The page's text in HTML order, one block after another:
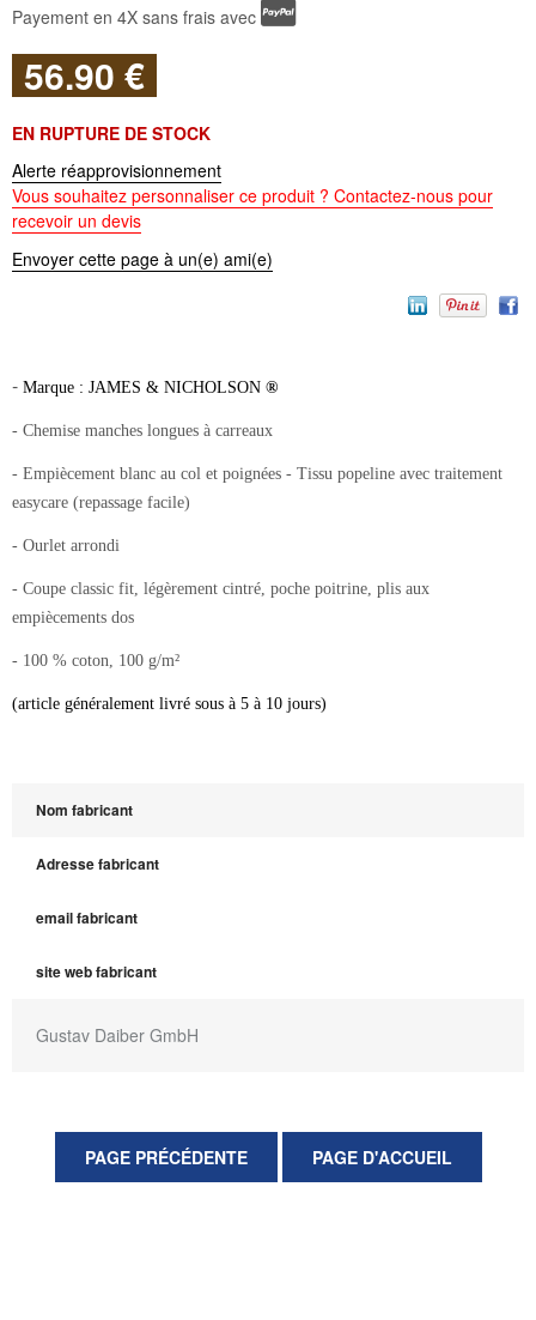
Payement en 4X sans frais avec
56.90 €
EN RUPTURE DE STOCK
Alerte réapprovisionnement
Vous souhaitez personnaliser ce produit ? Contactez-nous pour
recevoir un devis
Envoyer cette page à un(e) ami(e)
- Marque : JAMES & NICHOLSON ®
- Chemise manches longues à carreaux
- Empiècement blanc au col et poignées - Tissu popeline avec traitement
easycare (repassage facile)
- Ourlet arrondi
- Coupe classic fit, légèrement cintré, poche poitrine, plis aux
empiècements dos
- 100 % coton, 100 g/m²
(article généralement livré sous à 5 à 10 jours)
Nom fabricant
Adresse fabricant
email fabricant
site web fabricant
Gustav Daiber GmbH